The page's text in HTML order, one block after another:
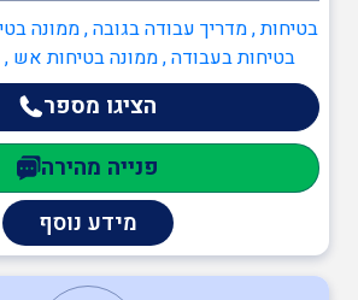
בטיחות , מדריך עבודה בגובה , ממונה
בטיחות בעבודה , ממונה בטיחות אש ,
בטיחות אש , ממונה בטיחות אש , ענף
, מנהלי פרויקטים , מהנדס מבנים
בבנייה , מהנדסים והנדסאים , מהנדס
הציגו מספר
פנייה מהירה
מידע נוסף